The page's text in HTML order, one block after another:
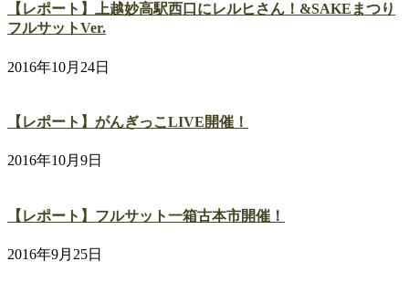
【レポート】上越妙高駅西口にレルヒさん！&SAKEまつり
フルサットVer.
2016年10月24日
【レポート】がんぎっこLIVE開催！
2016年10月9日
【レポート】フルサット一箱古本市開催！
2016年9月25日